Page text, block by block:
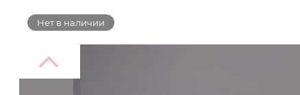
Нет в наличии